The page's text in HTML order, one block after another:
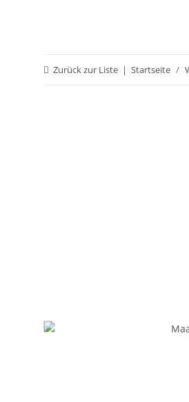
Zurück zur Liste Startseite